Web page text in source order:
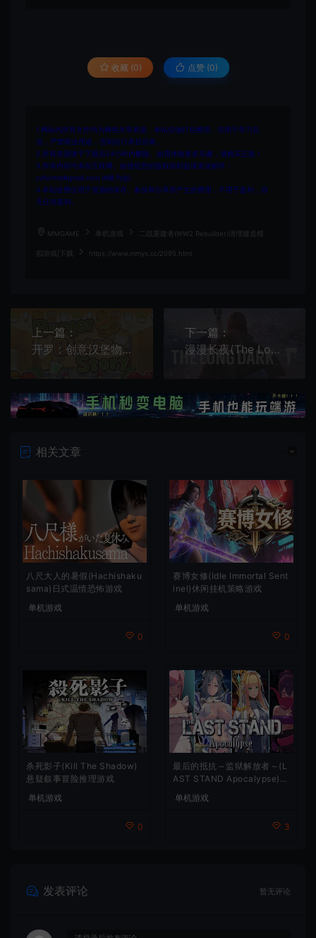
收藏 (0) 点赞 (0)
1.网站内所有文件均为网络共享资源，本站仅做打包整理。仅用于学习交
流，严禁商业用途，否则自行承担后果。
2.所有资源请于下载后24小时内删除。如需体验更多乐趣，请购买正版！
3.所有内容均来自互联网。如侵犯您的版权或利益请发送邮件：
cvformat#gmail.com (#换为@)
4.本站收费仅用于资源的保存、备份和分享所产生的费用，不用于盈利，亦
无任何盈利。
MMGAME 单机游戏 二战重建者(WW2 Rebuilder)清理建造模
拟游戏|下载 https://www.mmyx.cc/2095.html
上一篇：
开罗：创意汉堡物语(Burger Bistro Story)简中|PC|SIM|汉堡店模拟经营游戏
下一篇：
漫漫长夜(The Long Dark)开放世界探索生存游戏|下载
相关文章
八尺大人的暑假(Hachishaku
sama)日式温情恐怖游戏
单机游戏
0
赛博女修(Idle Immortal Sent
inel)休闲挂机策略游戏
单机游戏
0
杀死影子(Kill The Shadow)
悬疑叙事冒险推理游戏
单机游戏
0
最后的抵抗～监狱解放者～(L
AST STAND Apocalypse)卡
通动作幸存者游戏
单机游戏
3
发表评论 暂无评论